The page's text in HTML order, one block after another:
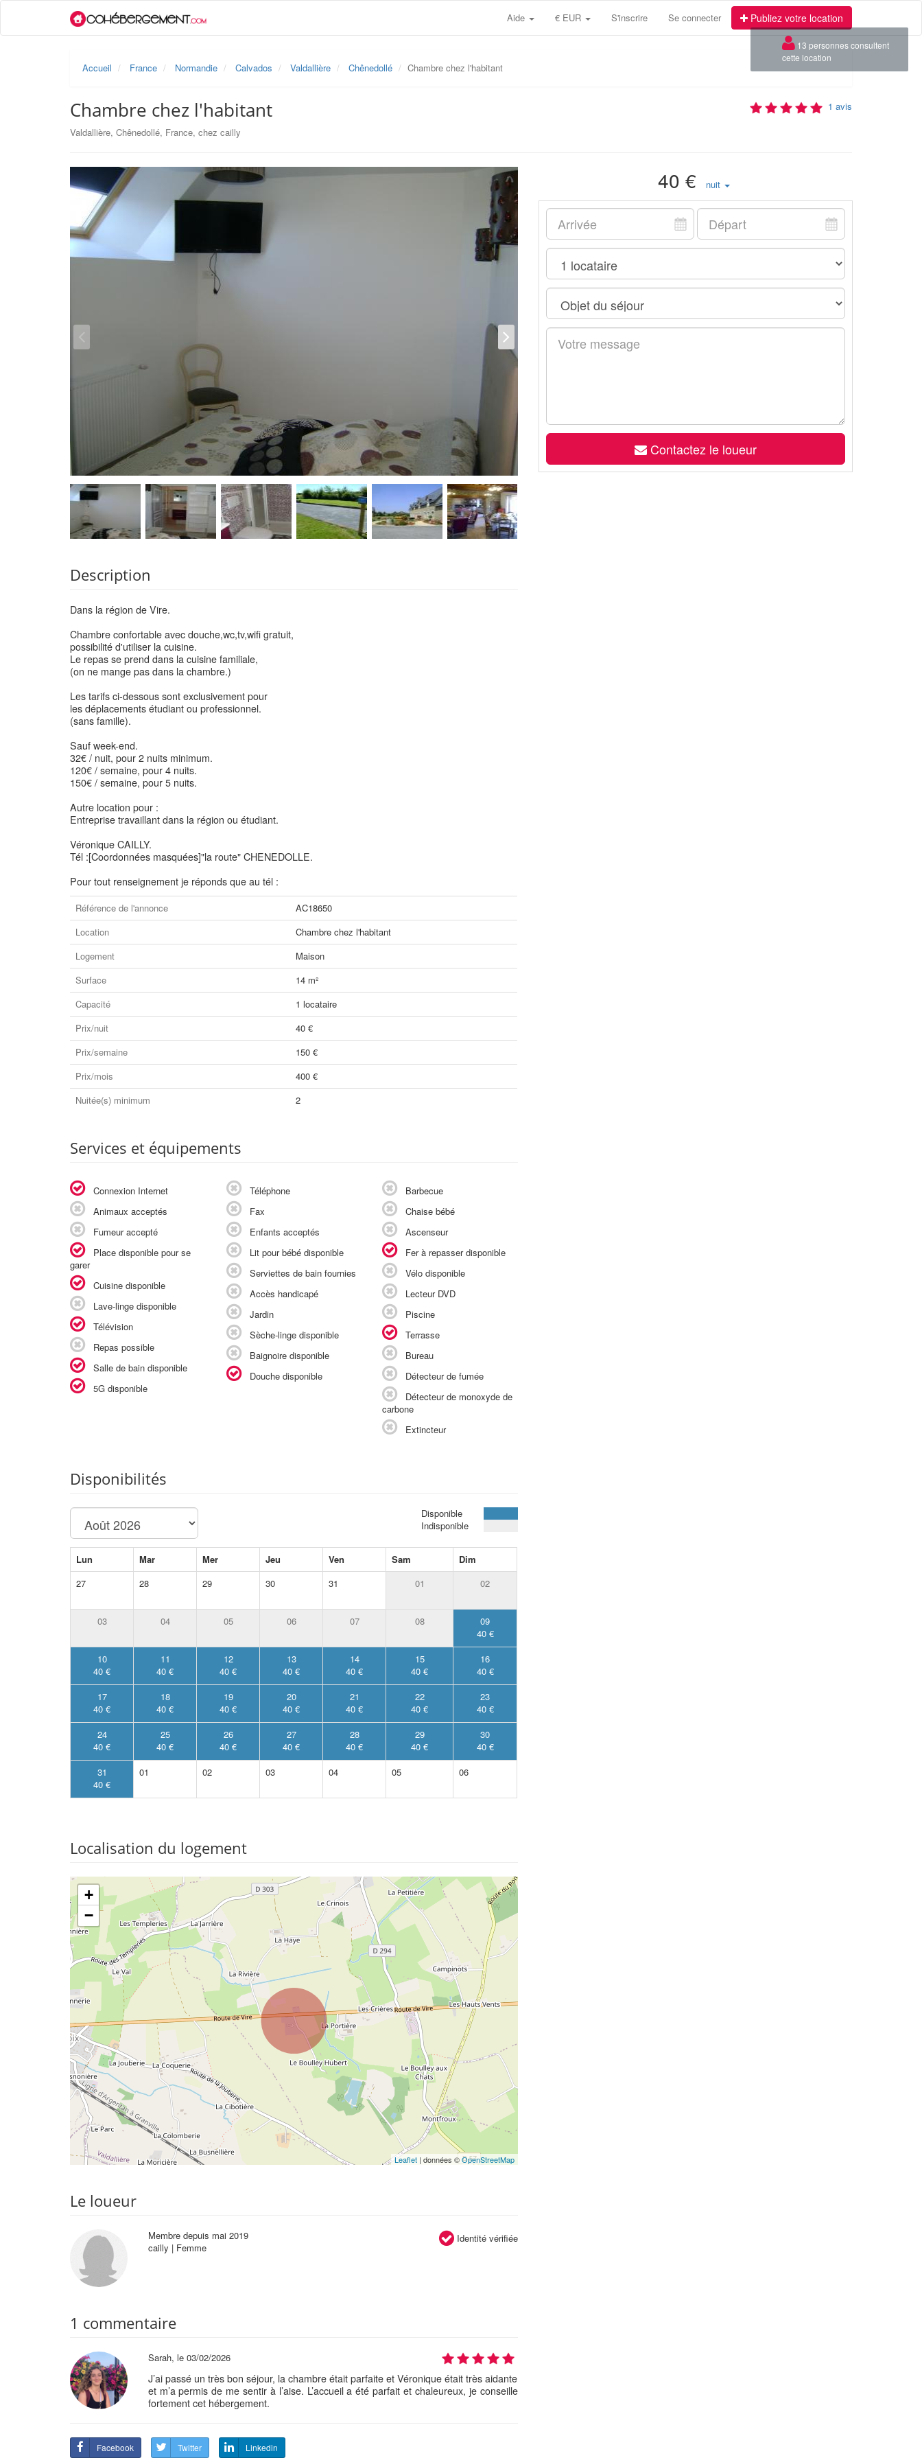
Aide € EUR S'inscrire Se connecter Publiez votre location
Accueil France Normandie Calvados Valdallière Chênedollé Chambre chez l'habitant
Chambre chez l'habitant
Valdallière, Chênedollé, France, chez cailly
1 avis
40 € nuit
Contactez le loueur
Description
Dans la région de Vire.
Chambre confortable avec douche,wc,tv,wifi gratuit,
possibilité d'utiliser la cuisine.
Le repas se prend dans la cuisine familiale,
(on ne mange pas dans la chambre.)
Les tarifs ci-dessous sont exclusivement pour
les déplacements étudiant ou professionnel.
(sans famille).
Sauf week-end.
32€ / nuit, pour 2 nuits minimum.
120€ / semaine, pour 4 nuits.
150€ / semaine, pour 5 nuits.
Autre location pour :
Entreprise travaillant dans la région ou étudiant.
Véronique CAILLY.
Tél :[Coordonnées masquées]"la route" CHENEDOLLE.
Pour tout renseignement je réponds que au tél :
Référence de l'annonce
AC18650
Location
Chambre chez l'habitant
Logement
Maison
Surface
14 m²
Capacité
1 locataire
Prix/nuit
40 €
Prix/semaine
150 €
Prix/mois
400 €
Nuitée(s) minimum
2
Services et équipements
Connexion Internet
Animaux acceptés
Fumeur accepté
Place disponible pour se
garer
Cuisine disponible
Lave-linge disponible
Télévision
Repas possible
Salle de bain disponible
5G disponible
Téléphone
Fax
Enfants acceptés
Lit pour bébé disponible
Serviettes de bain fournies
Accès handicapé
Jardin
Sèche-linge disponible
Baignoire disponible
Douche disponible
Barbecue
Chaise bébé
Ascenseur
Fer à repasser disponible
Vélo disponible
Lecteur DVD
Piscine
Terrasse
Bureau
Détecteur de fumée
Détecteur de monoxyde de
carbone
Extincteur
Disponibilités
Disponible
Indisponible
Lun Mar Mer Jeu Ven Sam
Dim
27
28 29 30 31 01 02
03 04 05 06 07 08
09
40 €
10
40 €
11
40 €
12
40 €
13
40 €
14
40 €
15
40 €
16
40 €
17
40 €
18
40 €
19
40 €
20
40 €
21
40 €
22
40 €
23
40 €
24
40 €
25
40 €
26
40 €
27
40 €
28
40 €
29
40 €
30
40 €
31
40 €
01 02 03 04 05 06
Localisation du logement
+
−
Leaflet| données ©OpenStreetMap
Le loueur
Identité vérifiée
Membre depuis mai 2019
cailly | Femme
1 commentaire
Sarah, le 03/02/2026
J’ai passé un très bon séjour, la chambre était parfaite et Véronique était très aidante
et m’a permis de me sentir à l’aise. L’accueil a été parfait et chaleureux, je conseille
fortement cet hébergement.
Facebook Twitter Linkedin
×
13 personnes consultent
cette location